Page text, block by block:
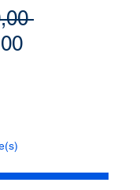
Precio
Precio de